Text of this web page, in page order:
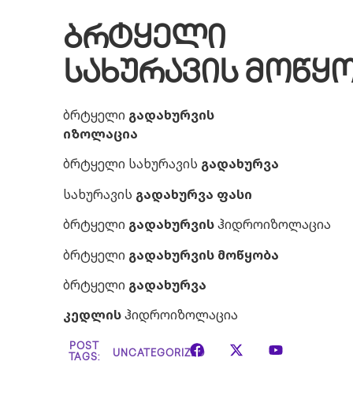
ბრტყელი
სახურავის
ბრტყელი გადახურვის
იზოლაცია
ბრტყელი სახურავის გადახურვა
სახურავის გადახურვა ფასი
ბრტყელი გადახურვისჰიდროიზოლაცია
ბრტყელი გადახურვის მოწყობა
ბრტყელი გადახურვა
კედლისჰიდროიზოლაცია
UNCATEGORIZED
POST
TAGS: